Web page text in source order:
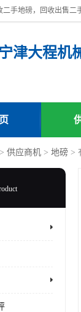
津大程机
> 供应商机 > 地磅 >